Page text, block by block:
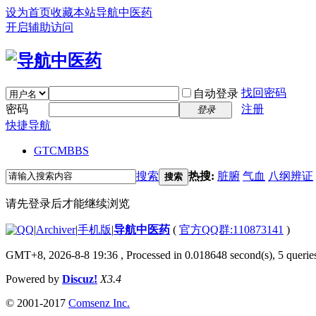
设为首页收藏本站导航中医药
开启辅助访问
自动登录 找回密码
密码
登录
注册
快捷导航
GTCMBBS
搜索 搜索 热搜: 脏腑 气血 八纲辨证
请先登录后才能继续浏览
|Archiver|手机版|导航中医药 ( 官方QQ群:110873141 )
GMT+8, 2026-8-8 19:36 , Processed in 0.018648 second(s), 5
Powered by Discuz! X3.4
© 2001-2017 Comsenz Inc.